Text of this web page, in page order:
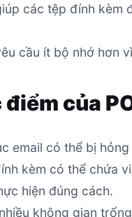
các tệp đính kèm
cầu ít bộ nhớ hơn
của
email có thể bị
kèm có thể chứa
hiện đúng cách.
không gian